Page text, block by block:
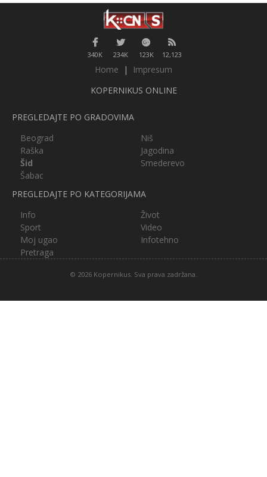
340K 234K 123K 12,123
Home |
Impresum
KOPERNIKUS ONLINE
PREGLEDAJTE PO GRADOVIMA
Beograd
Niš
Raška
Jagodina
Šid
Smederevo
Šabac
PREGLEDAJTE PO KATEGORIJAMA
Info
Život
Sport
Video
Moj ugao
Infotehno
Pretraga
© 2026 Kopernikus. Sva prava zadržana.